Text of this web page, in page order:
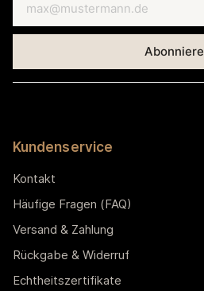
Kundenservice
Kontakt
Häufige Fragen (FAQ)
Versand & Zahlung
Rückgabe & Widerruf
Echtheitszertifikate